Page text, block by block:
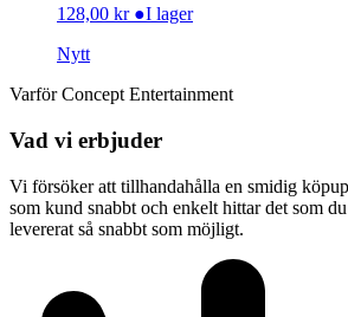
128,00 kr ●I lager
Nytt
Varför Concept Entertainment
Vad vi erbjuder
Vi försöker att tillhandahålla en smidig
som kund snabbt och enkelt hittar det som
levererat så snabbt som möjligt.